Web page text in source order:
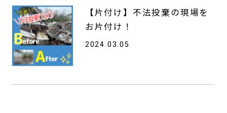
【片付け】不法投棄の現場を
お片付け！
2024.03.05